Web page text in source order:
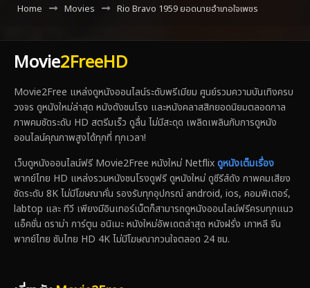
Home Movies Rio Bravo 1959 ยอดนายอำเภอใจเพชร
Movie2FreeHD
Movie2Free แหล่งดูหนังออนไลน์ระดับพรีเมียม ศูนย์รวมความบันเทิงครบ
วงจร ดูหนังใหม่ล่าสุด หนังดังชนโรง และหนังคลาสสิกยอดนิยมตลอดกาล
ภาพคมชัดระดับ HD สตรีมเร็ว ดูลื่น ไม่มีสะดุด เพลิดเพลินกับการดูหนัง
ออนไลน์คุณภาพสูงได้ทุกที่ ทุกเวลา!
เว็บดูหนังออนไลน์ฟรี Movie2Free หนังใหม่ Netflixดูหนังเต็มเรื่อง
พากย์ไทย HD แหล่งรวมหนังชนโรงดูฟรี ดูหนังใหม่ ดูซีรีส์ดัง ภาพคมเสียง
ชัดระดับ 8K ไม่มีโฆษณาคั่น รองรับทุกอุปกรณ์ android, ios, คอมพิเตอร์,
labtop และ ทีวี เพียงมีอินเทอร์เน็ตก็สามารถดูหนังออนไลน์ฟรีครบทุกแนว
แอ็คชั่น ดราม่า การ์ตูน อนิเมะ หนังใหม่อัพเดตล่าสุด หนังฝรั่ง เกาหลี จีน
พากย์ไทย ซับไทย HD 4K ไม่มีโฆษณากวนใจตลอด 24 ชม.